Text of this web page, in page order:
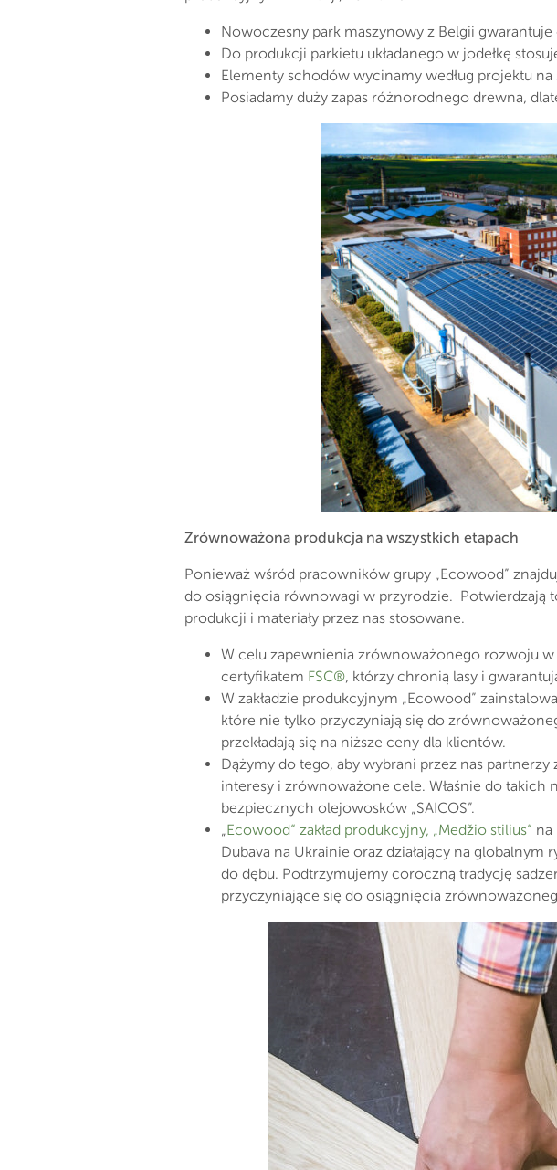
Nowoczesny park maszynowy z Belgii
Do produkcji parkietu układanego w jodełkę
Elementy schodów wycinamy według projektu
Posiadamy duży zapas różnorodnego drewna,
Zrównoważona produkcja na wszystkich etapach
Ponieważ wśród pracowników grupy „Ecowood”
do osiągnięcia równowagi w przyrodzie. Potwierdzają
produkcji i materiały przez nas stosowane.
W celu zapewnienia zrównoważonego rozwoju
certyfikatem FSC®, którzy chronią lasy i
W zakładzie produkcyjnym „Ecowood”
które nie tylko przyczyniają się do
przekładają się na niższe ceny dla klientów.
Dążymy do tego, aby wybrani przez nas partnerzy
interesy i zrównoważone cele. Właśnie do
bezpiecznych olejowosków „SAICOS”.
„Ecowood“ zakład produkcyjny, „Medžio stilius“ na
Dubava na Ukrainie oraz działający na globalnym
do dębu. Podtrzymujemy coroczną tradycję
przyczyniające się do osiągnięcia